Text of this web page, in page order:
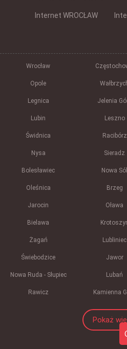
Internet WROCŁAW
Wrocław
Opole
Legnica Jelenia
Lubin Leszno
Świdnica Racibórz
Nysa Sieradz
Bolesławiec Nowa Sól
Oleśnica Brzeg
Jarocin Oława
Bielawa
Żagań Lubliniec
Świebodzice Jawor
Nowa Ruda - Słupiec Lubań
Rawicz Kamienna
Pokaż